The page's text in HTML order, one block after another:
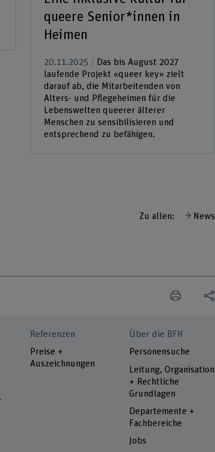
queere Senior*innen in
Heimen
20.11.2025
Das bis August 2027
laufende Projekt «queer key» zielt
darauf ab, die Mitarbeitenden von
Alters- und Pflegeheimen für die
Lebenswelten queerer älterer
Menschen zu sensibilisieren und
entsprechend zu befähigen.
Zu allen: News
Referenzen
Preise +
Auszeichnungen
Über die BFH
Personensuche
Leitung, Organisation
+ Rechtliche
Grundlagen
Departemente +
Fachbereiche
Jobs